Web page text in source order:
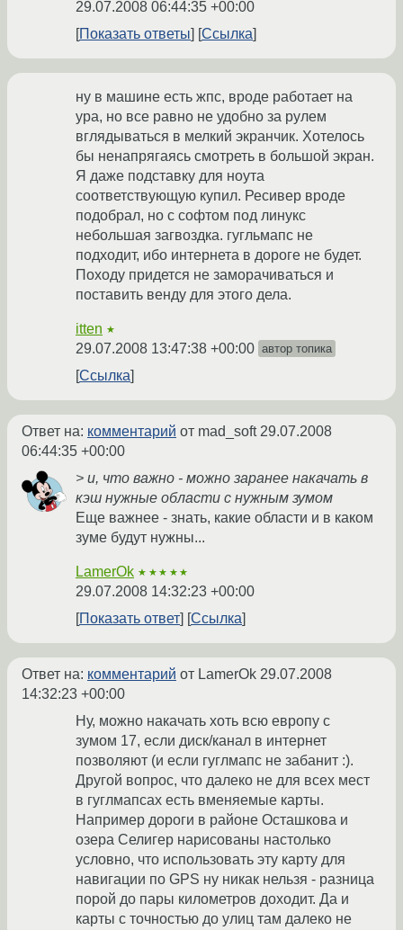
29.07.2008 06:44:35 +00:00
Показать ответы
Ссылка
ну в машине есть жпс, вроде работает на
ура, но все равно не удобно за рулем
вглядываться в мелкий экранчик. Хотелось
бы ненапрягаясь смотреть в большой экран.
Я даже подставку для ноута
соответствующую купил. Ресивер вроде
подобрал, но с софтом под линукс
небольшая загвоздка. гугльмапс не
подходит, ибо интернета в дороге не будет.
Походу придется не заморачиваться и
поставить венду для этого дела.
itten ★
29.07.2008 13:47:38 +00:00 автор топика
Ссылка
Ответ на: комментарий от mad_soft29.07.2008
06:44:35 +00:00
> и, что важно - можно заранее накачать в
кэш нужные области с нужным зумом
Еще важнее - знать, какие области и в каком
зуме будут нужны...
LamerOk ★★★★★
29.07.2008 14:32:23 +00:00
Показать ответ
Ссылка
Ответ на: комментарий от LamerOk 29.07.2008
14:32:23 +00:00
Ну, можно накачать хоть всю европу с
зумом 17, если диск/канал в интернет
позволяют (и если гуглмапс не забанит :).
Другой вопрос, что далеко не для всех мест
в гуглмапсах есть вменяемые карты.
Например дороги в районе Осташкова и
озера Селигер нарисованы настолько
условно, что использовать эту карту для
навигации по GPS ну никак нельзя - разница
порой до пары километров доходит. Да и
карты с точностью до улиц там далеко не